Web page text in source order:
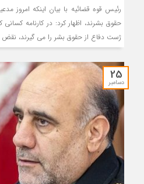
رئیس قوه قضائیه با بیان اینکه امروز
حقوق بشرند، اظهار کرد: در کارنامه
ژست دفاع از حقوق بشر را می گیرند،
25
دسامبر